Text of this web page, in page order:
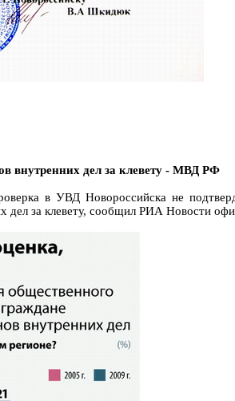
внутренних дел за клевету - МВД РФ
в УВД Новороссийска не
дел за клевету, сообщил РИА Новости